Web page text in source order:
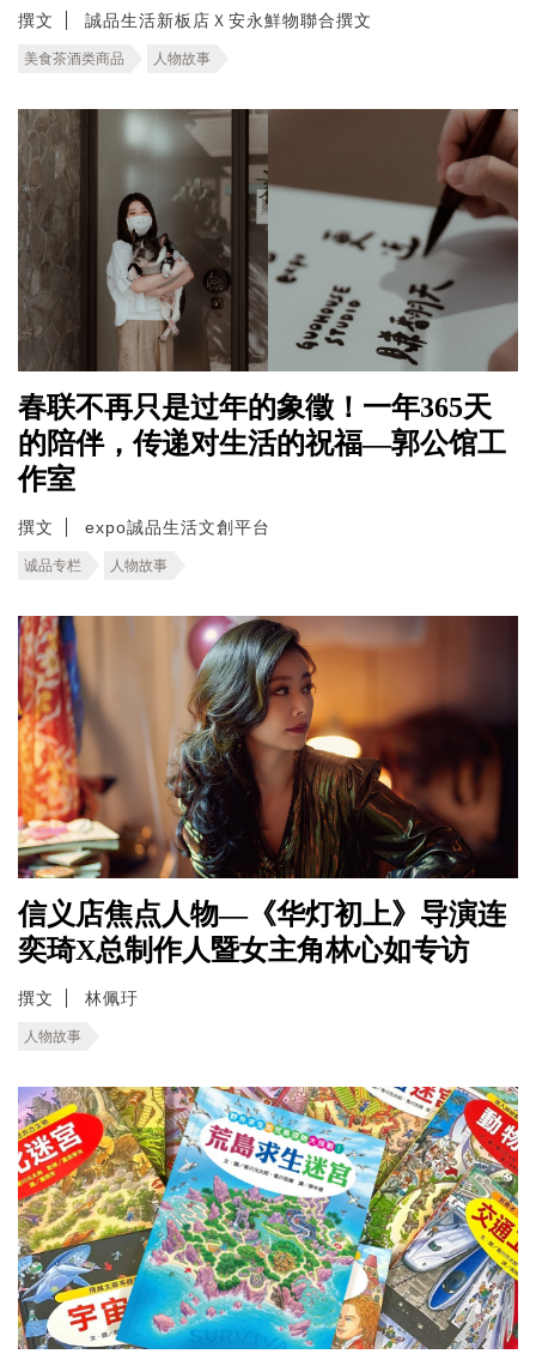
撰文 誠品生活新板店Ｘ安永鮮物聯合撰文
美食茶酒类商品 人物故事
春联不再只是过年的象徵！一年365天
的陪伴，传递对生活的祝福—郭公馆工
作室
撰文 expo誠品生活文創平台
诚品专栏 人物故事
信义店焦点人物—《华灯初上》导演连
奕琦X总制作人暨女主角林心如专访
撰文 林佩玗
人物故事